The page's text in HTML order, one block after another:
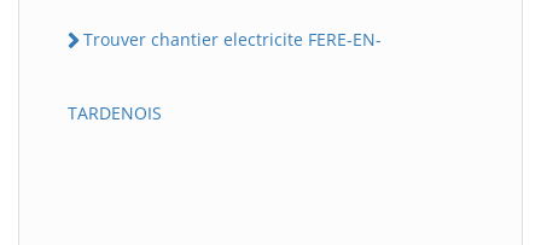
Trouver chantier electricite FERE-EN-
TARDENOIS